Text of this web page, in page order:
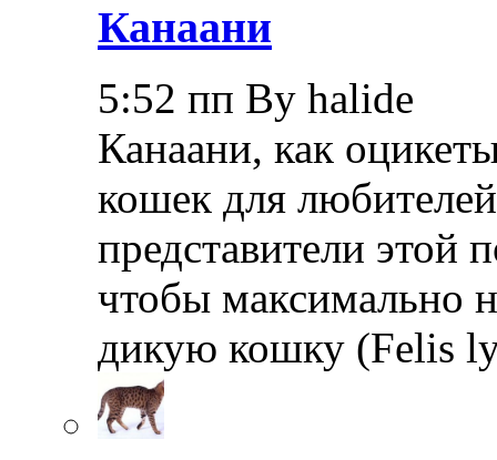
Канаани
5:52 пп By halide
Канаани, как
кошек для
представители этой
чтобы максимально
дикую кошку (Felis